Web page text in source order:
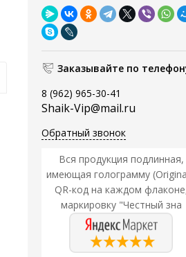
Заказывайте по
8 (962) 965-30-41
Shaik-Vip@mail.ru
Обратный звонок
Вся продукция подлинная,
имеющая голограмму
QR-код на каждом
маркировку "Честный зна